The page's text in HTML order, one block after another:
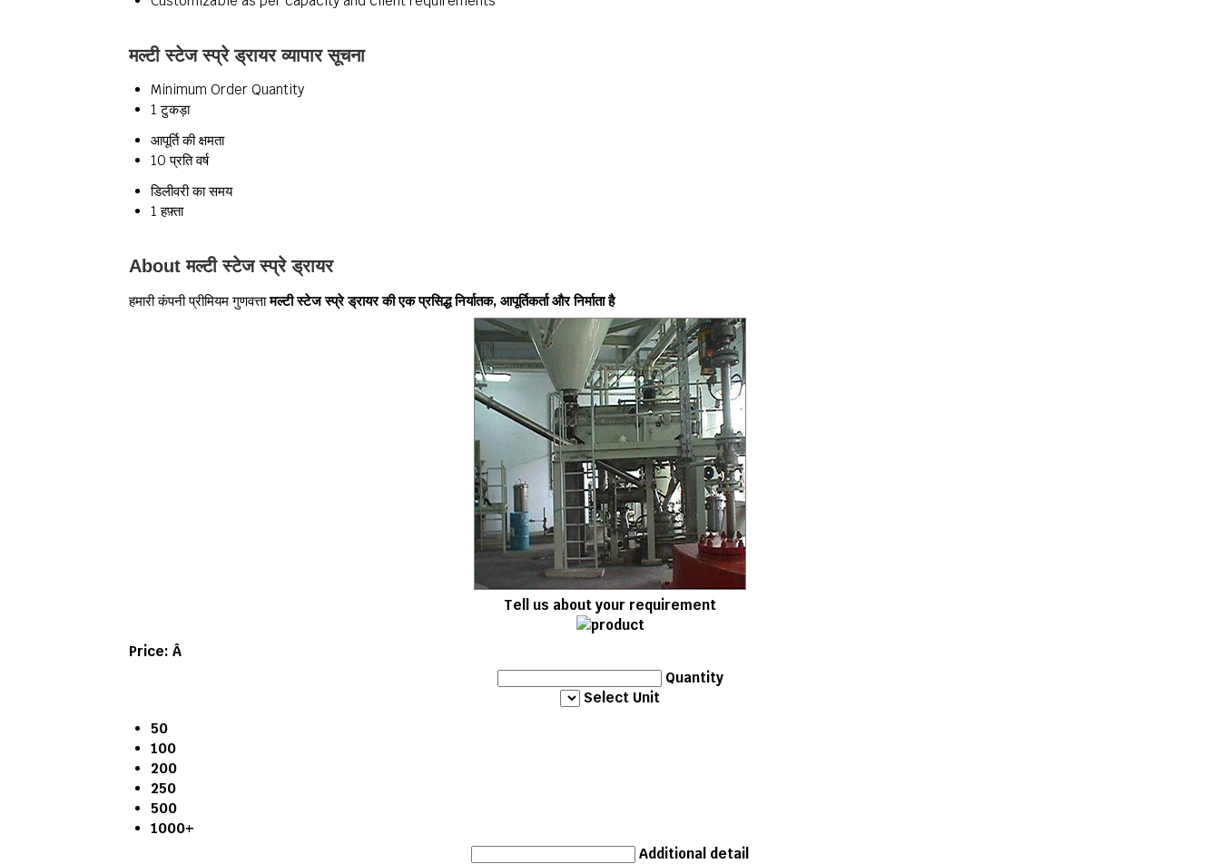
मल्टी स्टेज स्प्रे ड्रायर व्यापार सूचना
Minimum Order Quantity
1 टुकड़ा
आपूर्ति की क्षमता
10 प्रति वर्ष
डिलीवरी का समय
1 हफ़्ता
About मल्टी स्टेज स्प्रे ड्रायर
हमारी कंपनी प्रीमियम गुणवत्तामल्टी स्टेज स्प्रे ड्रायर की एक प्रसिद्ध निर्यातक, आपूर्तिकर्ता और निर्माता है
Tell us about your requirement
Price: Â
Quantity
Select Unit
50
100
200
250
500
1000+
Additional detail